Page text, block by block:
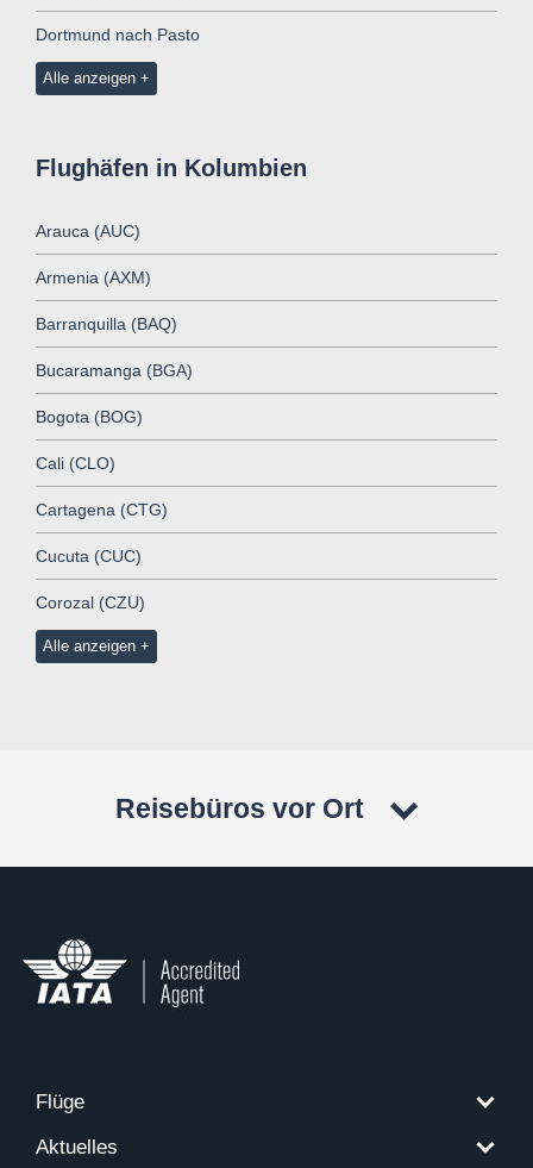
Dortmund nach Pasto
Alle anzeigen
Flughäfen in Kolumbien
Arauca (AUC)
Armenia (AXM)
Barranquilla (BAQ)
Bucaramanga (BGA)
Bogota (BOG)
Cali (CLO)
Cartagena (CTG)
Cucuta (CUC)
Corozal (CZU)
Alle anzeigen
Reisebüros vor Ort
Flüge
Aktuelles